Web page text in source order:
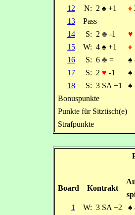
12
N: 2 ♠ +1 ♦
13
Pass
14
S: 2 ♣ -1 ♥
15
W: 4 ♠ +1 ♦
16
S: 6 ♣ = ♠
17
S: 2 ♥ -1 ♠
18
S: 3 SA +1 ♠
Bonuspunkte
Punkte für Sitztisch(e)
Strafpunkte
Board Kontrakt
1
W: 3 SA +2 ♠